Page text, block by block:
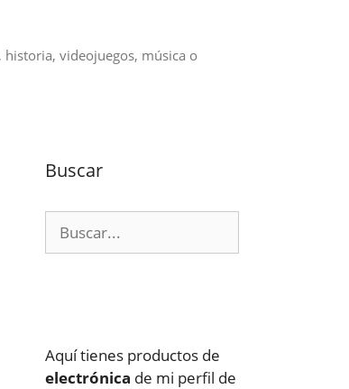
videojuegos, música o
Buscar
Aquí tienes productos de
electrónica de mi perfil de